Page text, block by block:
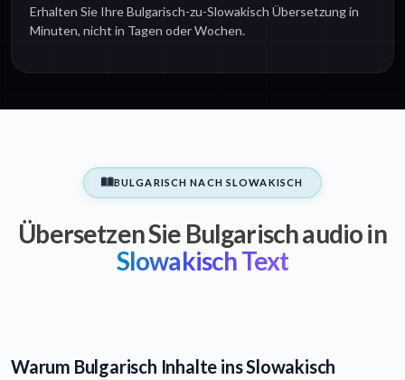
Erhalten Sie Ihre Bulgarisch-zu-Slowakisch Übersetzung in
Minuten, nicht in Tagen oder Wochen.
BULGARISCH NACH SLOWAKISCH
Übersetzen Sie Bulgarisch audio in
Slowakisch Text
Warum Bulgarisch Inhalte ins Slowakisch